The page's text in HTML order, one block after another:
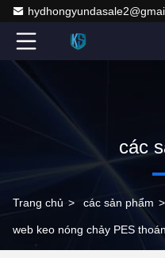
các
Trang chủ > các sản phẩm >
web keo nóng chảy PES